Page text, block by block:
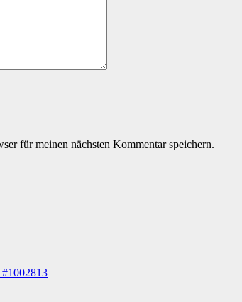
für meinen nächsten Kommentar speichern.